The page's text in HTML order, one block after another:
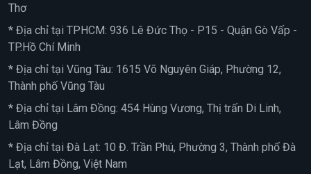
Thơ
* Địa chỉ tại TPHCM: 936 Lê Đức Thọ - P15 - Quận Gò Vấp -
TP.Hồ Chí Minh
* Địa chỉ tại Vũng Tàu: 1615 Võ Nguyên Giáp, Phường 12,
Thành phố Vũng Tàu
* Địa chỉ tại Lâm Đồng: 454 Hùng Vương, Thị trấn Di Linh,
Lâm Đồng
* Địa chỉ tại Đà Lạt: 10 Đ. Trần Phú, Phường 3, Thành phố Đà
Lạt, Lâm Đồng, Việt Nam